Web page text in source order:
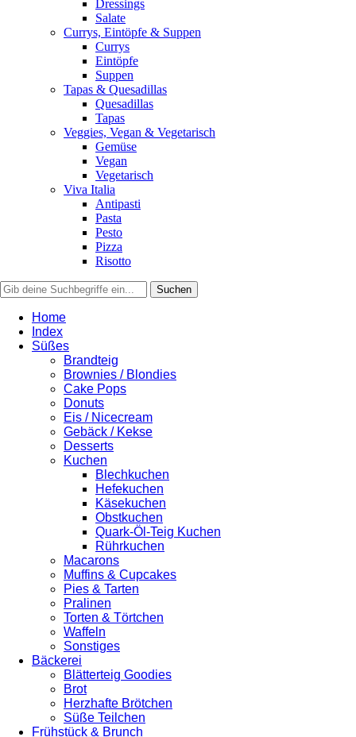
Dressings
Salate
Currys, Eintöpfe & Suppen
Currys
Eintöpfe
Suppen
Tapas & Quesadillas
Quesadillas
Tapas
Veggies, Vegan & Vegetarisch
Gemüse
Vegan
Vegetarisch
Viva Italia
Antipasti
Pasta
Pesto
Pizza
Risotto
Home
Index
Süßes
Brandteig
Brownies / Blondies
Cake Pops
Donuts
Eis / Nicecream
Gebäck / Kekse
Desserts
Kuchen
Blechkuchen
Hefekuchen
Käsekuchen
Obstkuchen
Quark-Öl-Teig Kuchen
Rührkuchen
Macarons
Muffins & Cupcakes
Pies & Tarten
Pralinen
Torten & Törtchen
Waffeln
Sonstiges
Bäckerei
Blätterteig Goodies
Brot
Herzhafte Brötchen
Süße Teilchen
Frühstück & Brunch